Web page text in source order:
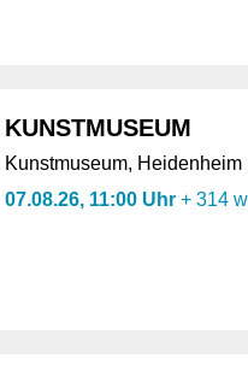
KUNSTMUSEUM
Kunstmuseum, Heidenheim
07.08.26, 11:00 Uhr + 314